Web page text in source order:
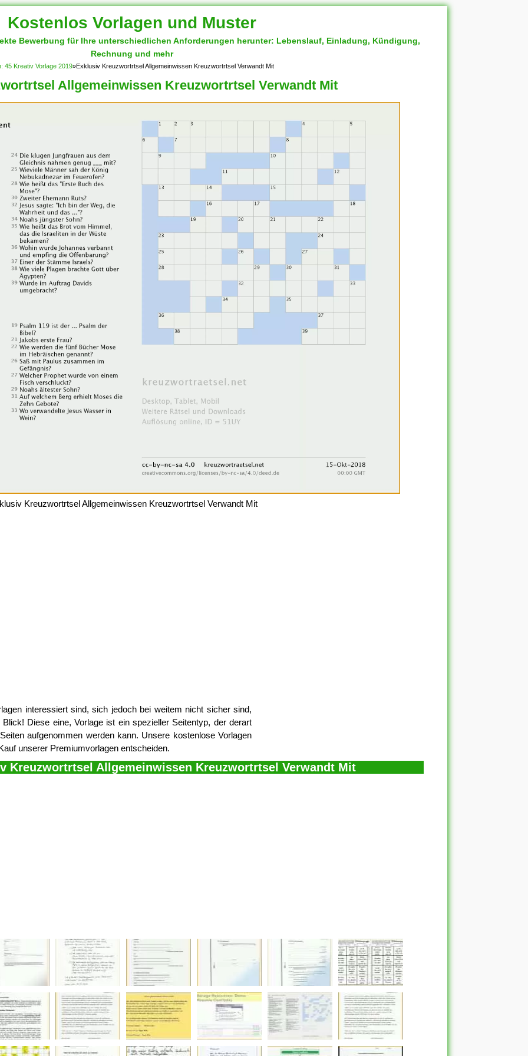
Kostenlos Vorlagen und Muster
Bewerbung für Ihre unterschiedlichen Anforderungen herunter: Lebenslauf, Einladung, Kündigung,
Rechnung und mehr
45 Kreativ Vorlage 2019»Exklusiv Kreuzwortrtsel Allgemeinwissen Kreuzwortrtsel Verwandt Mit
Allgemeinwissen Kreuzwortrtsel Verwandt Mit
Kreuzwortrtsel Allgemeinwissen Kreuzwortrtsel Verwandt Mit
interessiert sind, sich jedoch bei weitem nicht sicher sind,
Diese eine, Vorlage ist ein spezieller Seitentyp, der derart
aufgenommen werden kann. Unsere kostenlose Vorlagen
unserer Premiumvorlagen entscheiden.
Kreuzwortrtsel Allgemeinwissen Kreuzwortrtsel Verwandt Mit